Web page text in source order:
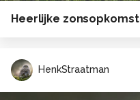
Heerlijke zonsopkomst
HenkStraatman